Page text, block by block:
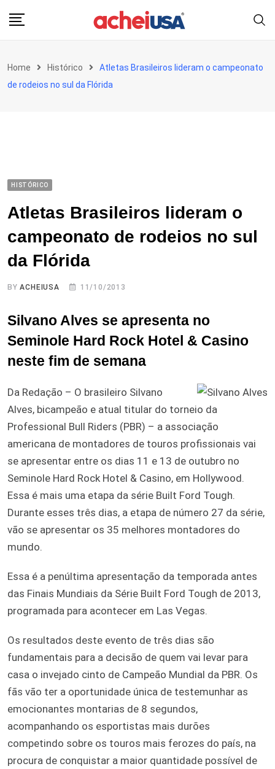
Home Histórico
Atletas Brasileiros lideram o campeonato
de rodeios no sul da Flórida
HISTÓRICO
Atletas Brasileiros lideram o
campeonato de rodeios no sul
da Flórida
BYACHEIUSA 11/10/2013
Silvano Alves se apresenta no
Seminole Hard Rock Hotel & Casino
neste fim de semana
Da Redação – O brasileiro Silvano
Alves, bicampeão e atual titular do torneio da
Professional Bull Riders (PBR) – a associação
americana de montadores de touros profissionais vai
se apresentar entre os dias 11 e 13 de outubro no
Seminole Hard Rock Hotel & Casino, em Hollywood.
Essa é mais uma etapa da série Built Ford Tough.
Durante esses três dias, a etapa de número 27 da série,
vão se apresentar os 35 melhores montadores do
mundo.
Essa é a penúltima apresentação da temporada antes
das Finais Mundiais da Série Built Ford Tough de 2013,
programada para acontecer em Las Vegas.
Os resultados deste evento de três dias são
fundamentais para a decisão de quem vai levar para
casa o invejado cinto de Campeão Mundial da PBR. Os
fãs vão ter a oportunidade única de testemunhar as
emocionantes montarias de 8 segundos,
acompanhando os esportistas mais durões
competindo sobre os touros mais ferozes do país, na
procura de conquistar a maior quantidade possível de